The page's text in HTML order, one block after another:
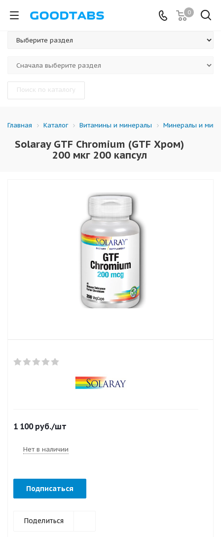
0
Поиск по каталогу
Главная Каталог Витамины и минералы Минералы и
Solaray GTF Chromium (GTF Хром)
200 мкг 200 капсул
1 100руб./шт
Нет в наличии
Подписаться
Поделиться